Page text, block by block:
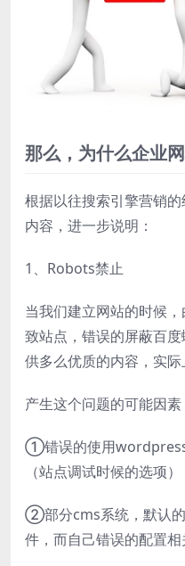
那么，为什么企业
根据以往搜索引擎营销
内容，进一步说明：
1、Robots禁止
当我们建立网站的时候
致站点，错误的屏蔽百
供多么优质的内容，实际
产生这个问题的可能因素
①错误的使用
（站点调试时候的选项）
②部分cms系统，默认
件，而自己错误的配置相